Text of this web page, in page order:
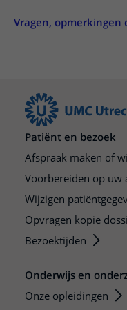
Vragen, opmerkingen
Patiënt en bezoek
Afspraak maken of
Voorbereiden op uw
Wijzigen
Opvragen kopie
Bezoektijden
Onderwijs en
Onze opleidingen